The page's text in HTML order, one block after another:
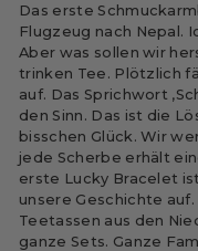
Das erste
Flugzeug nach Nepal.
Aber was sollen wir
trinken Tee. Plötzlich
auf. Das Sprichwort
den Sinn. Das ist die
bisschen Glück. Wir
jede Scherbe erhält
erste Lucky Bracelet
unsere Geschichte
Teetassen aus den
ganze Sets. Ganze